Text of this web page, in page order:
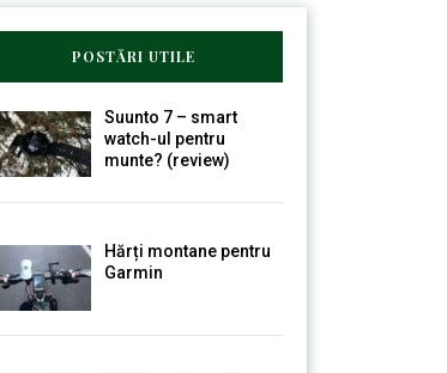
POSTĂRI UTILE
Suunto 7 – smart
watch-ul pentru
munte? (review)
Hărți montane pentru
Garmin